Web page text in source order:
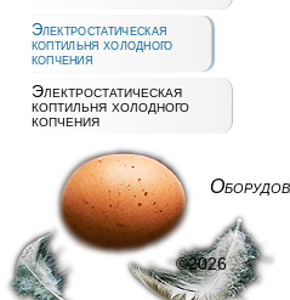
Электростатическая
коптильня холодного
копчения
Электростатическая
коптильня холодного
копчения
©2026